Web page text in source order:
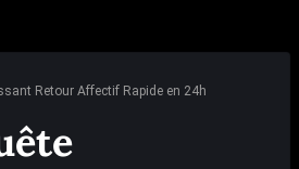
Retour Affectif Rapide en 24h